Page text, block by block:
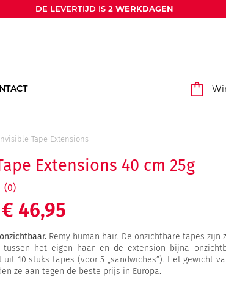
DE LEVERTIJD IS 2 WERKDAGEN
Tape Extensions
Extensions 40 cm 25g
(0)
€ 46,95
Remy human hair. De onzichtbare tapes zijn
het eigen haar en de extension bijna
10 stuks tapes (voor 5 „sandwiches”). Het gewicht
ze aan tegen de beste prijs in Europa.